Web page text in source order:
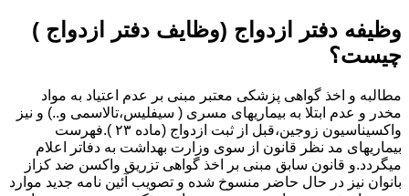
وظیفه دفتر ازدواج (وظایف دفتر ازدواج )
چیست؟
مطالبه و اخذ گواهی پزشکی معتبر مبنی بر عدم اعتیاد به مواد
مخدر و عدم ابتلا به بیماریهای مسری ( سیفلیس،تالاسمی و..) و نیز
واکسیناسیون زوجین،قبل از ثبت ازدواج (ماده ۲۳ ).فهرست
بیماریهای مد نظر قانون از سوی وزارت بهداشت به دفاتر اعلام
میگردد.و قانون سابق مبنی بر اخذ گواهی تزریق واکسن ضد کزاز
بانوان نیز در حال حاضر منسوخ شده و تصویب آئین نامه جدید موارد